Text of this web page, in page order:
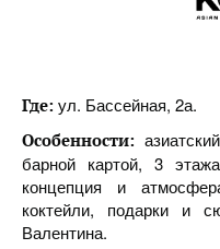
Где: ул. Бассейная, 2а.
Особенности:
барной картой, 3
концепция и
коктейли, подарки и
Валентина.